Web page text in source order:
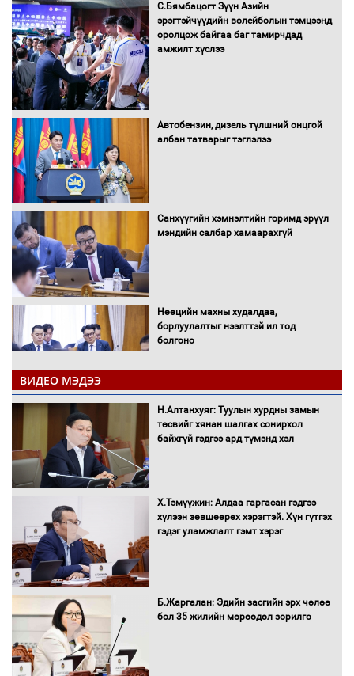
С.Бямбацогт Зүүн Азийн
эрэгтэйчүүдийн волейболын тэмцээнд
оролцож байгаа баг тамирчдад
амжилт хүслээ
Автобензин, дизель түлшний онцгой
албан татварыг тэглэлээ
Санхүүгийн хэмнэлтийн горимд эрүүл
мэндийн салбар хамаарахгүй
Нөөцийн махны худалдаа,
борлуулалтыг нээлттэй ил тод
болгоно
Монгол Улс “COP17”-д “Тал хээрийн
төлөвлөгөө”-гөө танилцуулна
16 төрлийн эмийг нэг эх үүсвэрээс
худалдан авах журмыг баталлаа
шилжиж, найр наадам, зөвлөгөөн,
гадаад томилолтыг хориглолоо
ВИДЕО МЭДЭЭ
Н.Алтанхуяг: Туулын хурдны замын
төсвийг хянан шалгах сонирхол
байхгүй гэдгээ ард түмэнд хэл
Х.Тэмүүжин: Алдаа гаргасан гэдгээ
хүлээн зөвшөөрөх хэрэгтэй. Хүн гүтгэх
гэдэг уламжлалт гэмт хэрэг
Б.Жаргалан: Эдийн засгийн эрх чөлөө
бол 35 жилийн мөрөөдөл зорилго